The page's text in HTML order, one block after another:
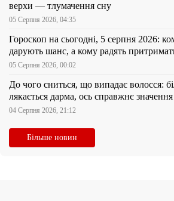
верхи — тлумачення сну
05 Серпня 2026, 04:35
Гороскоп на сьогодні, 5 серпня 2026:
дарують шанс, а кому радять
05 Серпня 2026, 00:02
До чого сниться, що випадає волосся:
лякається дарма, ось справжнє значення
04 Серпня 2026, 21:12
Більше новин